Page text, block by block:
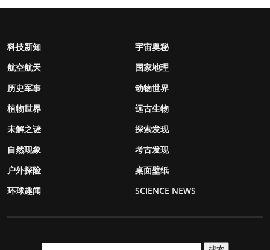
科技新知
宇宙奥秘
航空航天
国家地理
历史军事
动物世界
植物世界
远古生物
未解之谜
探索发现
自然现象
考古发现
户外探险
桌面壁纸
环球趣闻
SCIENCE NEWS